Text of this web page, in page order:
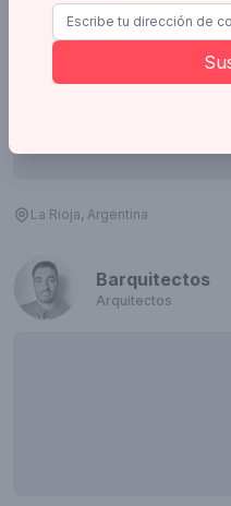
La Rioja, Argentina
Barquitectos
Arquitectos